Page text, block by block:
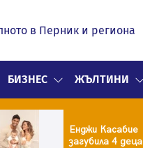
в Перник и региона
БИЗНЕС ЖЪЛТИНИ
Енджи Касабие
загубила 4 деца